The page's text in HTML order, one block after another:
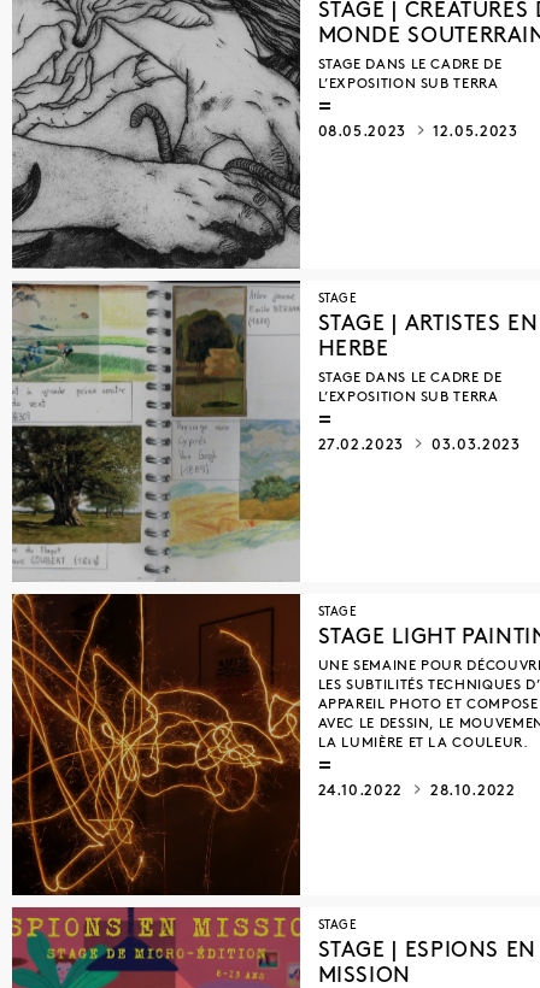
STAGE | CRÉATURES
MONDE
STAGE DANS LE CADRE DE
L’EXPOSITION SUB TERRA
08.05.2023 12.05.2023
STAGE
STAGE | ARTISTES EN
HERBE
STAGE DANS LE CADRE DE
L’EXPOSITION SUB TERRA
27.02.2023 03.03.2023
STAGE
STAGE LIGHT
UNE SEMAINE POUR
LES SUBTILITÉS TECHNIQUES
APPAREIL PHOTO ET
AVEC LE DESSIN, LE
LA LUMIÈRE ET LA COULEUR.
24.10.2022 28.10.2022
STAGE
STAGE | ESPIONS EN
MISSION